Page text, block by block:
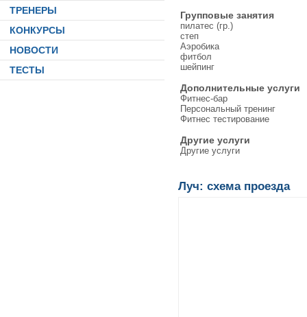
ТРЕНЕРЫ
КОНКУРСЫ
НОВОСТИ
ТЕСТЫ
Групповые занятия
пилатес (гр.)
степ
Аэробика
фитбол
шейпинг
Дополнительные услуги
Фитнес-бар
Персональный тренинг
Фитнес тестирование
Другие услуги
Другие услуги
Луч: схема проезда